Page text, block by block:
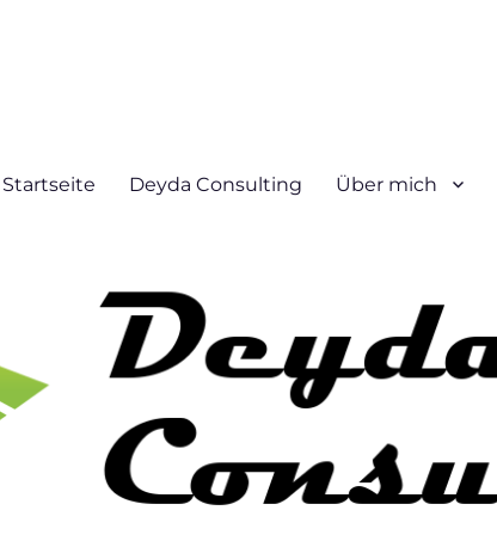
Startseite Deyda Consulting Über mich